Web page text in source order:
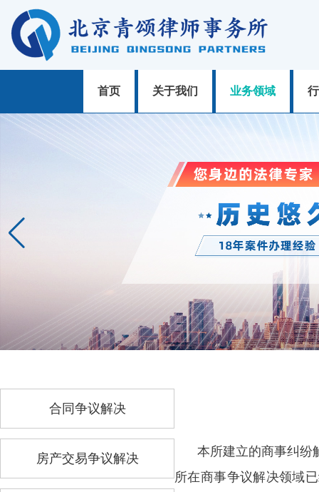
首页 关于我们 业务领域
合同争议解决
房产交易争议解决
本所建立的商事纠纷
所在商事争议解决领域